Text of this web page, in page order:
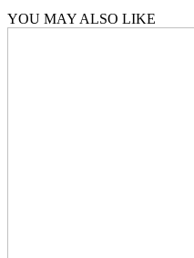
YOU MAY ALSO LIKE